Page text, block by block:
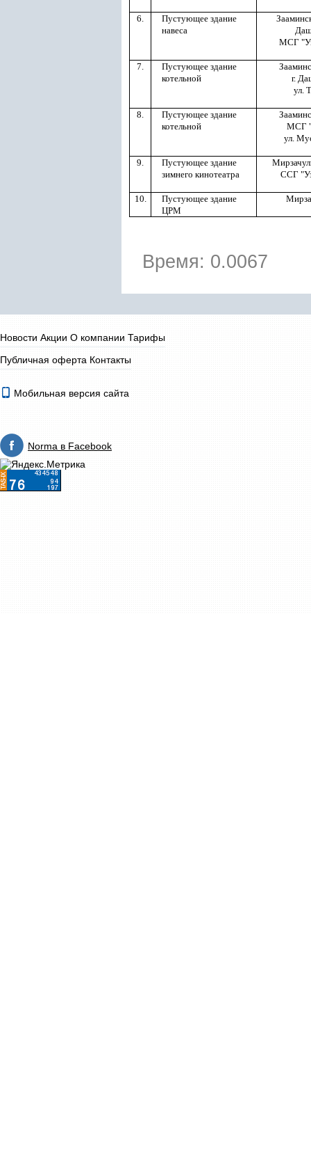
6.
Пустующее здание
навеса
МСГ
7.
Пустующее здание
котельной
г.
ул.
8.
Пустующее здание
котельной
МСГ
ул.
9.
Пустующее здание
зимнего кинотеатра
ССГ
10.
Пустующее здание
ЦРМ
Время: 0.0067
Новости Акции О компании Тарифы
Публичная оферта Контакты
Мобильная версия сайта
Norma в Facebook